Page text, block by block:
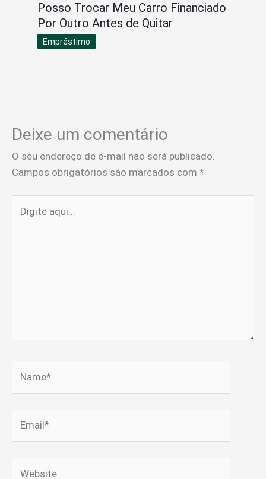
Posso Trocar Meu Carro Financiado
Por Outro Antes de Quitar
Empréstimo
Deixe um comentário
O seu endereço de e-mail não será publicado.
Campos obrigatórios são marcados com *
aqui...